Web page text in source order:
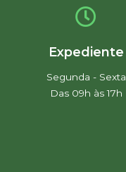
Expediente
Segunda - Sexta
Das 09h às 17h